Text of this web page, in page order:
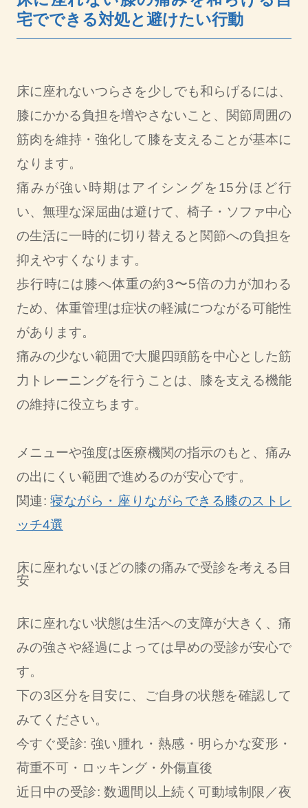
宅でできる対処と避けたい行動
床に座れないつらさを少しでも和らげるには、
膝にかかる負担を増やさないこと、関節周囲の
筋肉を維持・強化して膝を支えることが基本に
なります。
痛みが強い時期はアイシングを15分ほど行
い、無理な深屈曲は避けて、椅子・ソファ中心
の生活に一時的に切り替えると関節への負担を
抑えやすくなります。
歩行時には膝へ体重の約3〜5倍の力が加わる
ため、体重管理は症状の軽減につながる可能性
があります。
痛みの少ない範囲で大腿四頭筋を中心とした筋
力トレーニングを行うことは、膝を支える機能
の維持に役立ちます。
メニューや強度は医療機関の指示のもと、痛み
の出にくい範囲で進めるのが安心です。
関連:寝ながら・座りながらできる膝のストレ
ッチ4選
床に座れないほどの膝の痛みで受診を考える目
安
床に座れない状態は生活への支障が大きく、痛
みの強さや経過によっては早めの受診が安心で
す。
下の3区分を目安に、ご自身の状態を確認して
みてください。
今すぐ受診: 強い腫れ・熱感・明らかな変形・
荷重不可・ロッキング・外傷直後
近日中の受診: 数週間以上続く可動域制限／夜